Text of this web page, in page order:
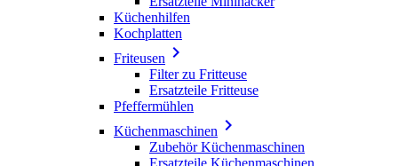
Küchenhilfen
Kochplatten
Friteusen 
Filter zu Fritteuse
Ersatzteile Fritteuse
Pfeffermühlen
Küchenmaschinen 
Zubehör Küchenmaschinen
Ersatzteile Küchenmaschinen